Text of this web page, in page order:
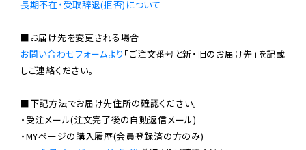
長期不在・受取辞退(拒否)について
お問い合わせフォームより 「ご注文番号と新・旧のお届け先」を記載
しご連絡ください。
■下記方法でお届け先住所の確認ください。
・受注メール(注文完了後の自動返信メール)
・MYページの購入履歴(会員登録済の方のみ)